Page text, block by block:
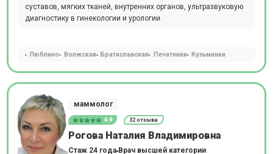
суставов, мягких тканей, внутренних органов, ультразвуковую
диагностику в гинекологии и урологии.
Люблино Волжская Братиславская Печатники Кузьминки
маммолог
4.9 32 отзыва
Рогова Наталия Владимировна
Стаж 24 года Врач высшей категории